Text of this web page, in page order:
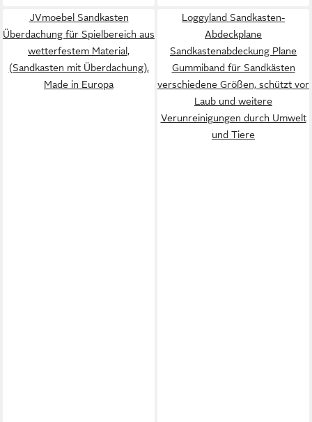
JVmoebel Sandkasten
Überdachung für Spielbereich aus
wetterfestem Material,
(Sandkasten mit Überdachung),
Made in Europa
Loggyland Sandkasten-
Abdeckplane
Sandkastenabdeckung Plane
Gummiband für Sandkästen
verschiedene Größen, schützt vor
Laub und weitere
Verunreinigungen durch Umwelt
und Tiere